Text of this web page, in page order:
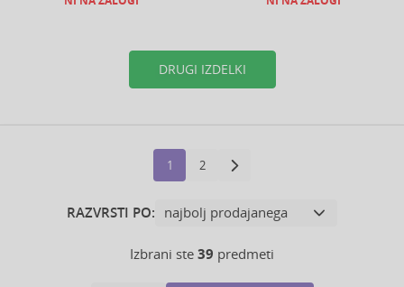
DRUGI IZDELKI
1 2
RAZVRSTI PO:
Izbrani ste 39 predmeti